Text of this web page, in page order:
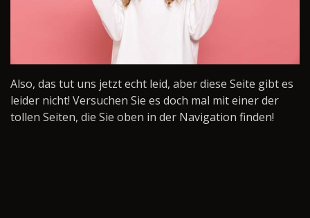
Also, das tut uns jetzt echt leid, aber diese Seite gibt es
leider nicht! Versuchen Sie es doch mal mit einer der
tollen Seiten, die Sie oben in der Navigation finden!